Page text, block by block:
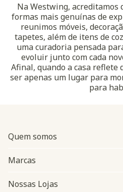
Na Westwing, acreditamos
formas mais genuínas de
reunimos móveis,
tapetes, além de itens de
uma curadoria pensada
evoluir junto com cada
Afinal, quando a casa reflete
ser apenas um lugar para
para
Quem somos
Marcas
Nossas Lojas